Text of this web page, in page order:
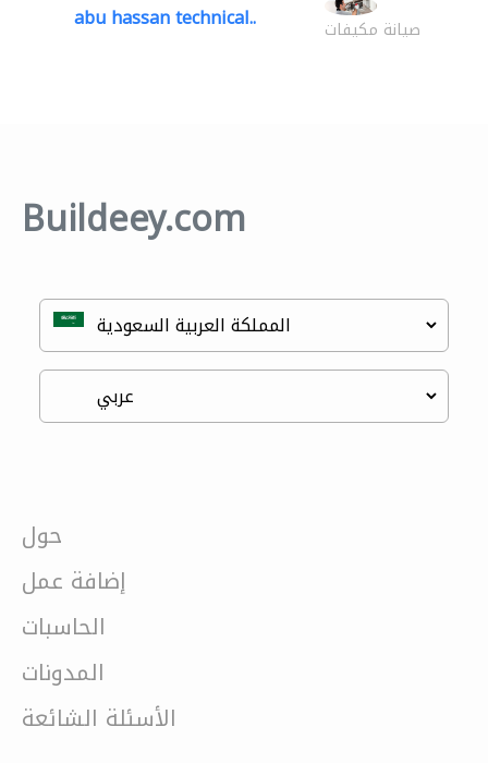
abu hassan technical.. صيانة مكيفات
Buildeey.com
حول
إضافة عمل
الحاسبات
المدونات
الأسئلة الشائعة